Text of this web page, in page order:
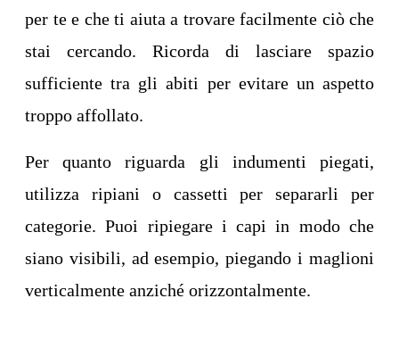
per te e che ti aiuta a trovare facilmente ciò che
stai cercando. Ricorda di lasciare spazio
sufficiente tra gli abiti per evitare un aspetto
troppo affollato.
Per quanto riguarda gli indumenti piegati,
utilizza ripiani o cassetti per separarli per
categorie. Puoi ripiegare i capi in modo che
siano visibili, ad esempio, piegando i maglioni
verticalmente anziché orizzontalmente.